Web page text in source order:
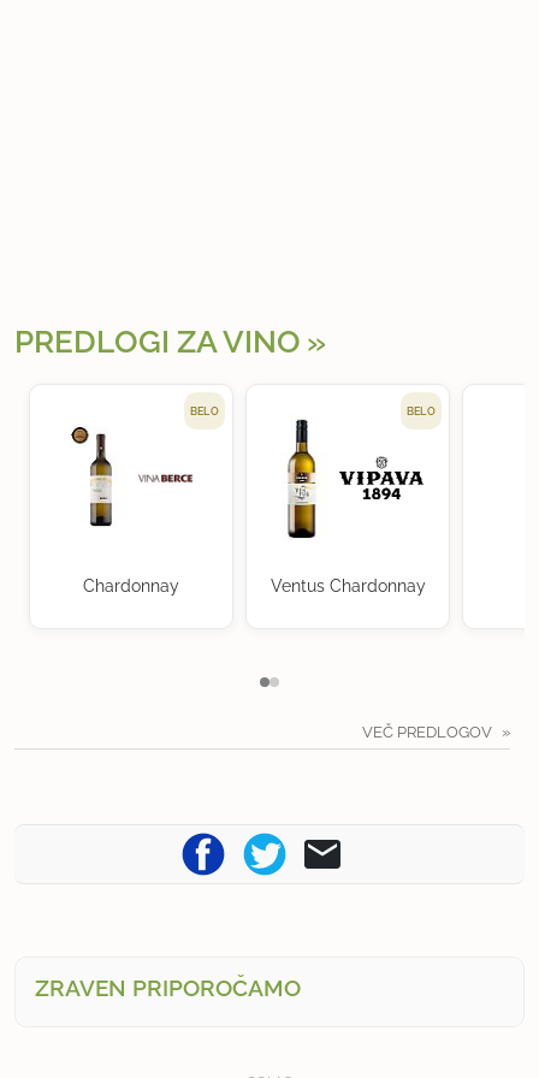
PREDLOGI ZA VINO
BELO
Chardonnay
BELO
Ventus Chardonnay
VEČ PREDLOGOV
ZRAVEN PRIPOROČAMO